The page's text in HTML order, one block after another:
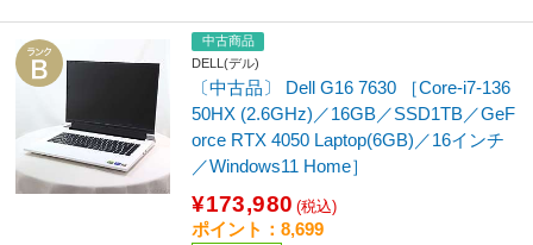
中古商品
DELL(デル)
〔中古品〕 Dell G16 7630 ［Core-i7-136
50HX (2.6GHz)／16GB／SSD1TB／GeF
orce RTX 4050 Laptop(6GB)／16インチ
／Windows11 Home］
¥173,980 (税込)
ポイント：8,699